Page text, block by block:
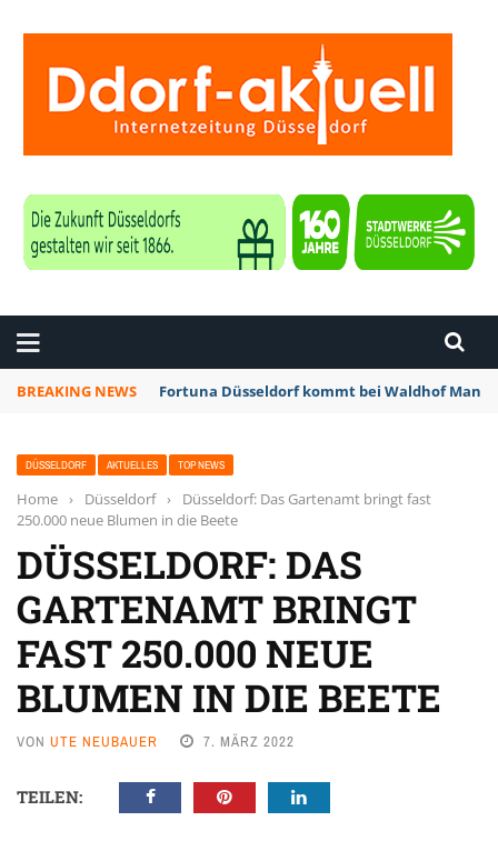
BREAKING NEWS Fortuna Düsseldorf kommt bei Waldhof
DÜSSELDORF AKTUELLES TOP NEWS
Home › Düsseldorf ›
Düsseldorf: Das Gartenamt bringt fast
250.000 neue Blumen in die Beete
DÜSSELDORF: DAS
GARTENAMT BRINGT
FAST 250.000 NEUE
BLUMEN IN DIE BEETE
VON UTE NEUBAUER 7. MÄRZ 2022
TEILEN: